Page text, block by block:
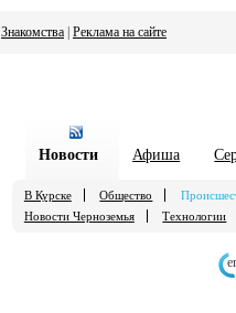
Знакомства Реклама на сайте
Новости Афиша
В Курске Общество
Новости Черноземья
Технологии